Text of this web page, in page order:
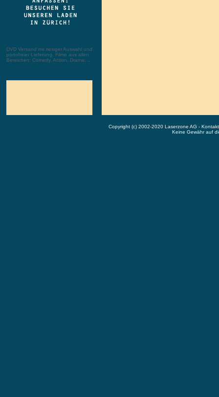
DVD Versand mit riesiger Auswahl und
portofreier Lieferung. Filme aus allen
Bereichen: Comedy, Action, Drama, ...
Copyright (c) 2002-2020 Laserzone AG -
Keine Gewähr auf